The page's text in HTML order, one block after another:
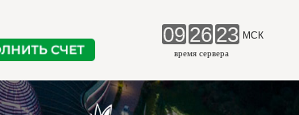
09 26 24 МСК
время сервера